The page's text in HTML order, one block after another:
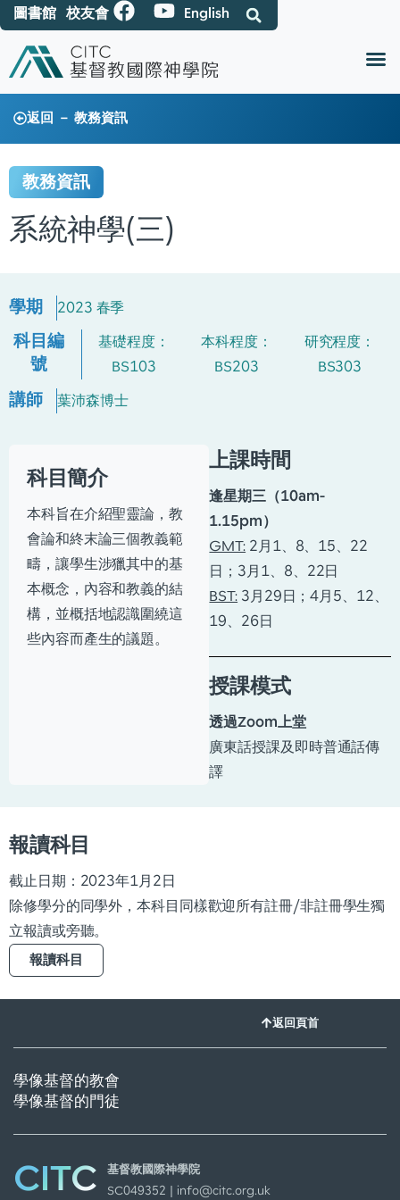
圖書館 校友會 English
返回 － 教務資訊
教務資訊
系統神學(三)
學期 2023 春季
科目編
號
基礎程度：
BS103
本科程度：
BS203
研究程度：
BS303
講師 葉沛森博士
科目簡介
本科旨在介紹聖靈論，教
會論和終末論三個教義範
疇，讓學生涉獵其中的基
本概念，內容和教義的結
構，並概括地認識圍繞這
些內容而產生的議題。
上課時間
逢星期三（10am-
1.15pm）
GMT: 2月1、8、15、22
日；3月1、8、22日
BST: 3月29日；4月5、12、
19、26日
授課模式
透過Zoom上堂
廣東話授課及即時普通話傳
譯
報讀科目
截止日期：2023年1月2日
除修學分的同學外，本科目同樣歡迎所有註冊/非註冊學生獨
立報讀或旁聽。
報讀科目
返回頁首
學像基督的教會
學像基督的門徒
CITC
基督教國際神學院
SC049352 | info@citc.org.uk